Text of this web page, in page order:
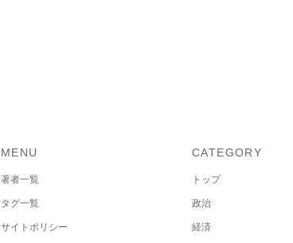
MENU
著者一覧
タグ一覧
サイトポリシー
CATEGORY
トップ
政治
経済